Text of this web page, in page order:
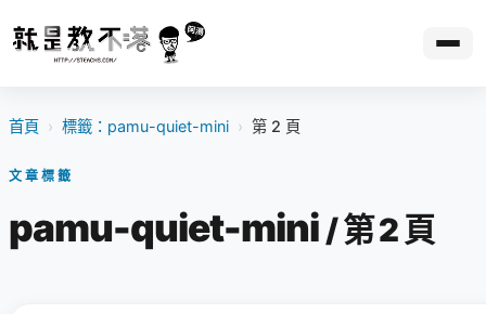
首頁 › 標籤：pamu-quiet-mini › 第 2 頁
文章標籤
pamu-quiet-mini / 第 2 頁